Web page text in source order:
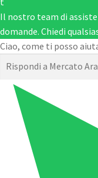
Il nostro team di
domande. Chiedi
Ciao, come ti posso